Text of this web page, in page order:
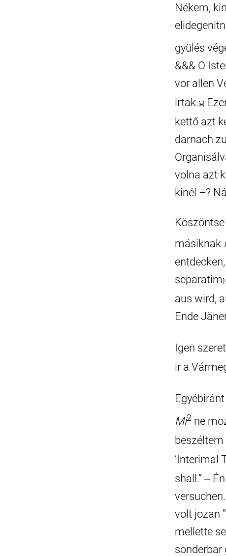
Nékem,
gyülés
&&& O
vor allen
irtak. [e]
kettő azt
darnach
volna azt
kinél –?
másiknak
separatim
aus wird,
Ende
Igen
ir a
Mi2ne
beszéltem
’Interimal
shall.” ‒
volt jozan
mellette